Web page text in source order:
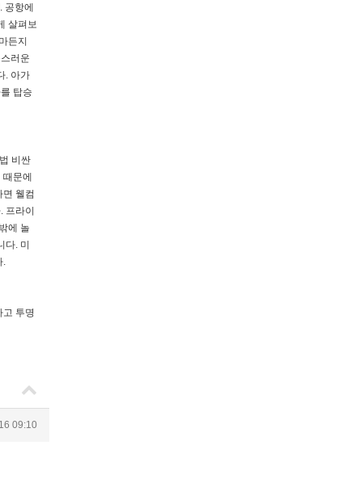
항에
살펴보
든지
러운
. 아가
탑승
비싼
문에
웰컴
라이
에 놀
. 미
.
고 투명
09:10